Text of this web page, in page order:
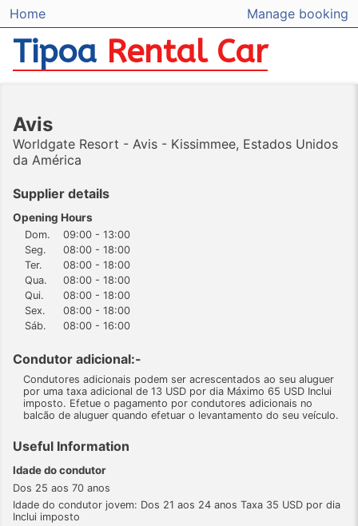
Home Manage booking
Tipoa Rental Car
Avis
Worldgate Resort - Avis - Kissimmee, Estados Unidos
da América
Supplier details
Opening Hours
Dom.
09:00 - 13:00
Seg.
08:00 - 18:00
Ter.
08:00 - 18:00
Qua.
08:00 - 18:00
Qui.
08:00 - 18:00
Sex.
08:00 - 18:00
Sáb.
08:00 - 16:00
Condutor adicional:-
Condutores adicionais podem ser acrescentados ao seu aluguer
por uma taxa adicional de 13 USD por dia Máximo 65 USD Inclui
imposto. Efetue o pagamento por condutores adicionais no
balcão de aluguer quando efetuar o levantamento do seu veículo.
Useful Information
Idade do condutor
Dos 25 aos 70 anos
Idade do condutor jovem: Dos 21 aos 24 anos Taxa 35 USD por dia
Inclui imposto